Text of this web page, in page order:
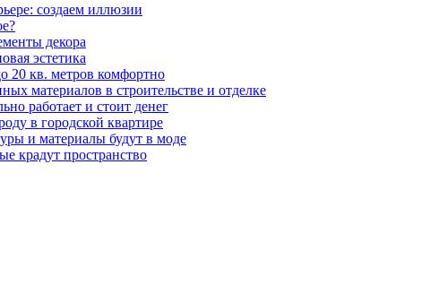
создаем иллюзии
декора
эстетика
20 кв. метров комфортно
материалов в строительстве и отделке
работает и стоит денег
в городской квартире
и материалы будут в моде
крадут пространство